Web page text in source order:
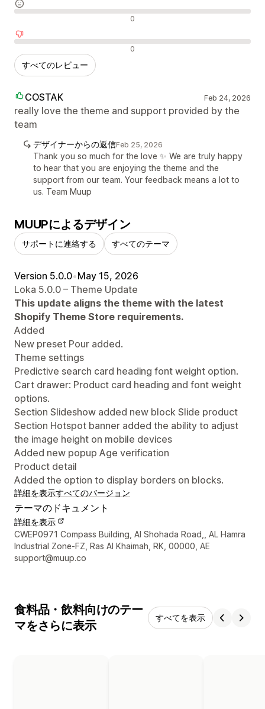
0
0
すべてのレビュー
COSTAK Feb 24, 2026
really love the theme and support provided by the
team
デザイナーからの返信Feb 25, 2026
Thank you so much for the love ✨ We are truly happy
to hear that you are enjoying the theme and the
support from our team. Your feedback means a lot to
us. Team Muup
MUUPによるデザイン
サポートに連絡する すべてのテーマ
Version 5.0.0•May 15, 2026
Loka 5.0.0 – Theme Update
This update aligns the theme with the latest
Shopify Theme Store requirements.
Added
New preset Pour added.
Theme settings
Predictive search card heading font weight option.
Cart drawer: Product card heading and font weight
options.
Section Slideshow added new block Slide product
Section Hotspot banner added the ability to adjust
the image height on mobile devices
Added new popup Age verification
Product detail
Added the option to display borders on blocks.
詳細を表示すべてのバージョン
テーマのドキュメント
詳細を表示
デザイナーの連絡先情報
CWEP0971 Compass Building, Al Shohada Road,, AL Hamra
Industrial Zone-FZ, Ras Al Khaimah, RK, 00000, AE
support@muup.co
食料品・飲料向けのテー
マをさらに表示
すべてを表示